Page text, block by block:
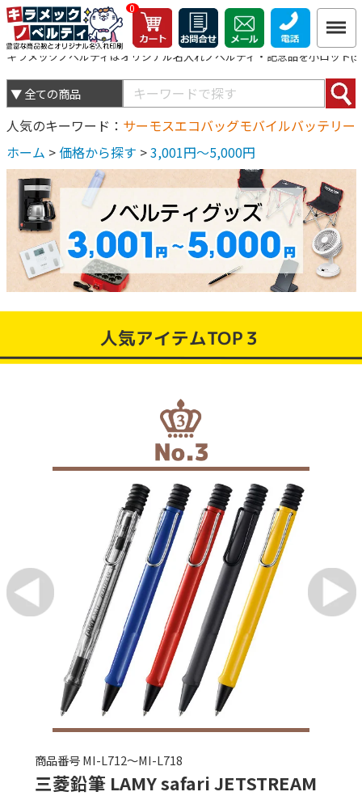
0
キラメックノベルティはオリジナル名入れノベルティ・記念品を小ロット
人気のキーワード サーモスエコバッグモバイルバッテリー
ホーム > 価格から探す >3,001円～5,000円
人気アイテムTOP３
商品番号 ZO-SM-RS50
ZOJIRUSHI ステンレスマグ SM-